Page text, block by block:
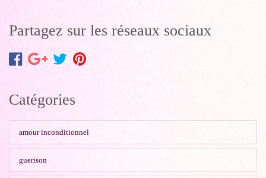
Partagez sur les réseaux sociaux
Catégories
amour inconditionnel
guerison